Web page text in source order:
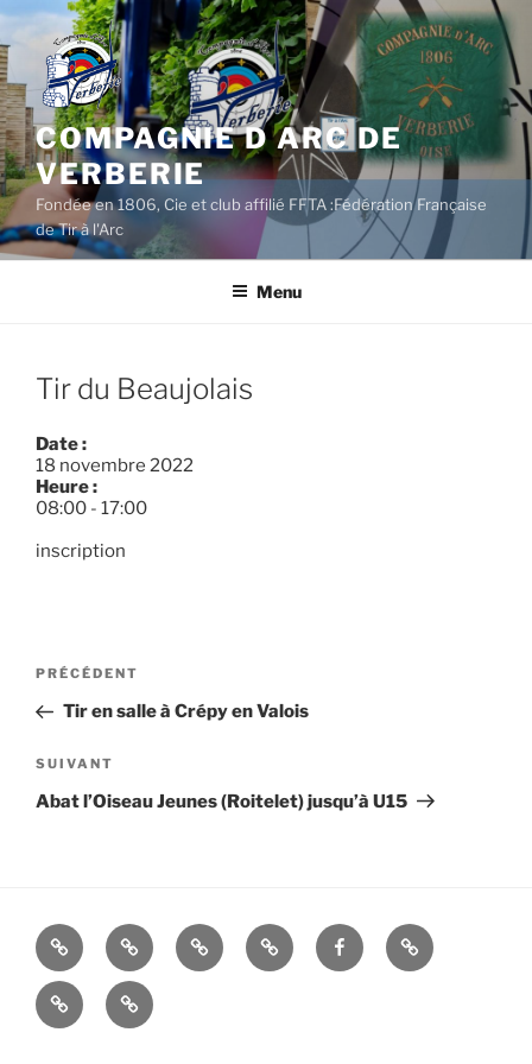
Aller
au
contenu
principal
COMPAGNIE D ARC DE
VERBERIE
Fondée en 1806, Cie et club affilié FFTA :Fédération Française
de Tir à l'Arc
Menu
Tir du Beaujolais
Date :
18 novembre 2022
Heure :
08:00 - 17:00
inscription
Navigation
l’article
Article
précédent
PRÉCÉDENT
Tir en salle à Crépy en Valois
Article
suivant
SUIVANT
Abat l’Oiseau Jeunes (Roitelet) jusqu’à U15
La
Cie
d’Arc
Histoire ALBUMSLIENS
UTILES
FACEBOOKMandats
Nous
contacter
–